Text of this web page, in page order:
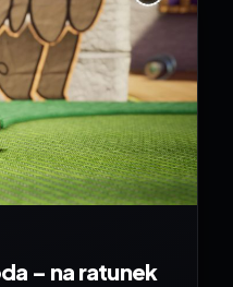
– na ratunek